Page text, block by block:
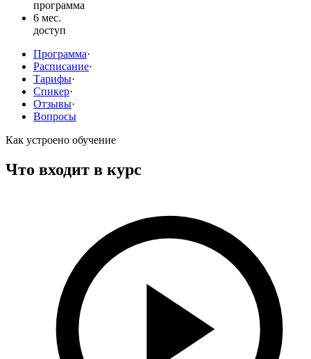
программа
6 мес.
доступ
Программа·
Расписание·
Тарифы·
Спикер·
Отзывы·
Вопросы
Как устроено обучение
Что входит в курс